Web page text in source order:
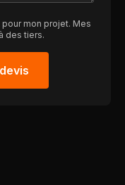
mon projet. Mes
des tiers.